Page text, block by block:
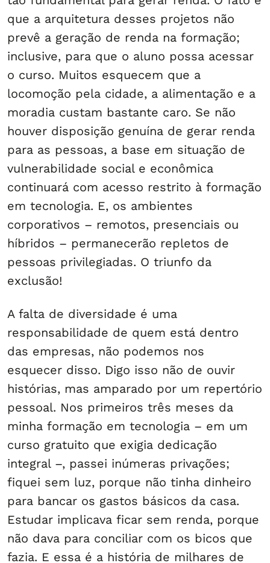
que a arquitetura desses projetos não
prevê a geração de renda na formação;
inclusive, para que o aluno possa acessar
o curso. Muitos esquecem que a
locomoção pela cidade, a alimentação e a
moradia custam bastante caro. Se não
houver disposição genuína de gerar renda
para as pessoas, a base em situação de
vulnerabilidade social e econômica
continuará com acesso restrito à formação
em tecnologia. E, os ambientes
corporativos – remotos, presenciais ou
híbridos – permanecerão repletos de
pessoas privilegiadas. O triunfo da
exclusão!
A falta de diversidade é uma
responsabilidade de quem está dentro
das empresas, não podemos nos
esquecer disso. Digo isso não de ouvir
histórias, mas amparado por um repertório
pessoal. Nos primeiros três meses da
minha formação em tecnologia – em um
curso gratuito que exigia dedicação
integral –, passei inúmeras privações;
fiquei sem luz, porque não tinha dinheiro
para bancar os gastos básicos da casa.
Estudar implicava ficar sem renda, porque
não dava para conciliar com os bicos que
fazia. E essa é a história de milhares de